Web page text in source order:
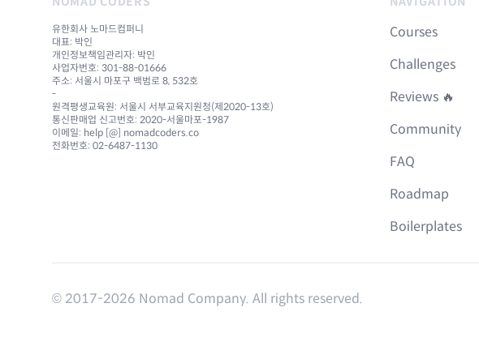
유한회사 노마드컴퍼니
대표: 박인
개인정보책임관리자: 박인
사업자번호: 301-88-01666
주소: 서울시 마포구 백범로 8, 532호
-
원격평생교육원: 서울시 서부교육지원청(제2020-13호)
통신판매업 신고번호: 2020-서울마포-1987
이메일: help [@] nomadcoders.co
전화번호: 02-6487-1130
Courses
Challenges
Reviews 🔥
Community
FAQ
Roadmap
Boilerplates
© 2017-2026 Nomad Company. All rights reserved.